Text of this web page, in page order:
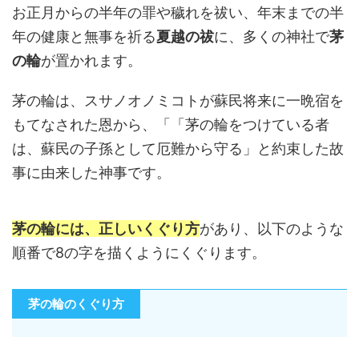
お正月からの半年の罪や穢れを祓い、年末までの半
年の健康と無事を祈る夏越の祓に、多くの神社で茅
の輪が置かれます。
茅の輪は、スサノオノミコトが蘇民将来に一晩宿を
もてなされた恩から、「「茅の輪をつけている者
は、蘇民の子孫として厄難から守る」と約束した故
事に由来した神事です。
茅の輪には、正しいくぐり方があり、以下のような
順番で8の字を描くようにくぐります。
茅の輪のくぐり方